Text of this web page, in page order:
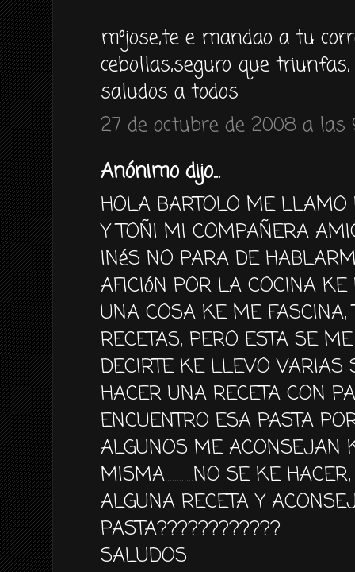
mºjose,te e mandao a tu
cebollas,seguro que triunfas,
saludos a todos
27 de octubre de 2008 a las
Anónimo dijo...
HOLA BARTOLO ME LLAMO
Y TOÑI MI COMPAÑERA
INéS NO PARA DE
AFICIóN POR LA COCINA
UNA COSA KE ME FASCINA,
RECETAS, PERO ESTA SE
DECIRTE KE LLEVO VARIAS
HACER UNA RECETA CON
ENCUENTRO ESA PASTA
ALGUNOS ME ACONSEJAN
MISMA............NO SE KE
ALGUNA RECETA Y
PASTA????????????
SALUDOS